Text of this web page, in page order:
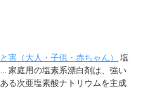
害（大人・子供・赤ちゃん）
塩
家庭用の塩素系漂白剤は、強い
る次亜塩素酸ナトリウムを主成